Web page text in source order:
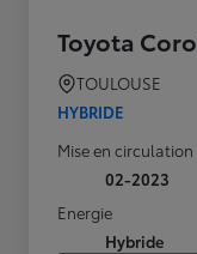
Toyota
TOULOUSE
HYBRIDE
Mise en circulation
02-2023
Energie
Hybride